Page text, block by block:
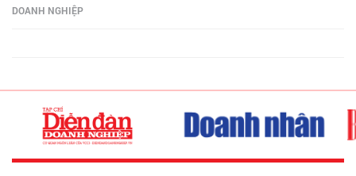
DOANH NGHIỆP